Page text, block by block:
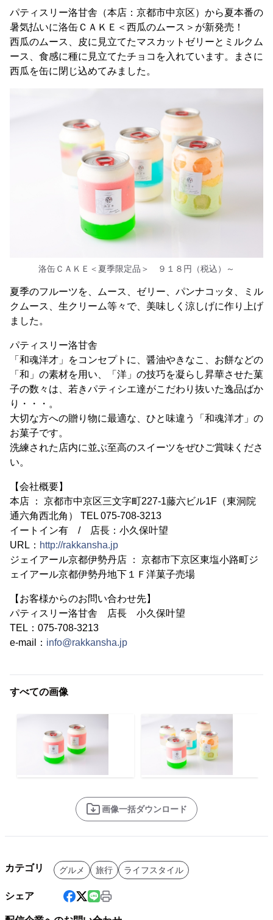
パティスリー洛甘舎（本店：京都市中京区）から夏本番の
暑気払いに洛缶ＣＡＫＥ＜西瓜のムース＞が新発売！
西瓜のムース、皮に見立てたマスカットゼリーとミルクム
ース、食感に種に見立てたチョコを入れています。まさに
西瓜を缶に閉じ込めてみました。
洛缶ＣＡＫＥ＜夏季限定品＞ ９１８円（税込）～
夏季のフルーツを、ムース、ゼリー、パンナコッタ、ミル
クムース、生クリーム等々で、美味しく涼しげに作り上げ
ました。
パティスリー洛甘舎
「和魂洋才」をコンセプトに、醤油やきなこ、お餅などの
「和」の素材を用い、「洋」の技巧を凝らし昇華させた菓
子の数々は、若きパティシエ達がこだわり抜いた逸品ばか
り・・・。
大切な方への贈り物に最適な、ひと味違う「和魂洋才」の
お菓子です。
洗練された店内に並ぶ至高のスイーツをぜひご賞味くださ
い。
【会社概要】
本店 ： 京都市中京区三文字町227-1藤六ビル1F（東洞院
通六角西北角） TEL 075-708-3213
イートイン有 / 店長：小久保叶望
URL： http://rakkansha.jp
ジェイアール京都伊勢丹店 ： 京都市下京区東塩小路町ジ
ェイアール京都伊勢丹地下１Ｆ洋菓子売場
【お客様からのお問い合わせ先】
パティスリー洛甘舎 店長 小久保叶望
TEL：075-708-3213
e-mail： info@rakkansha.jp
すべての画像
画像一括ダウンロード
カテゴリ グルメ 旅行 ライフスタイル
シェア